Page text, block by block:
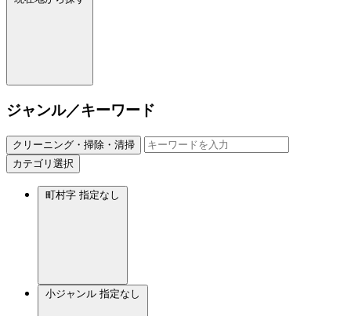
ジャンル／キーワード
クリーニング・掃除・清掃
カテゴリ選択
町村字 指定なし
小ジャンル 指定なし